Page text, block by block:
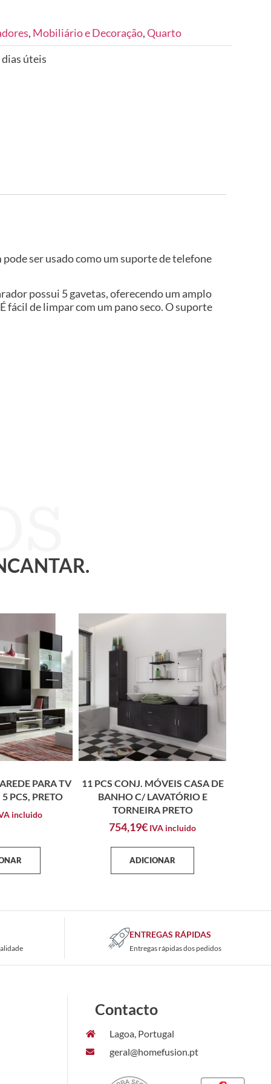
, Mobiliário e Decoração,Quarto
dias úteis
ser usado como um suporte de telefone
possui 5 gavetas, oferecendo um amplo
fácil de limpar com um pano seco. O suporte
PARA TV
PCS, PRETO
incluido
11 PCS CONJ. MÓVEIS CASA DE
BANHO C/ LAVATÓRIO E
TORNEIRA PRETO
754,19€ IVA incluido
ADICIONAR
ENTREGAS RÁPIDAS
Entregas rápidas dos pedidos
Contacto
Lagoa, Portugal
geral@homefusion.pt